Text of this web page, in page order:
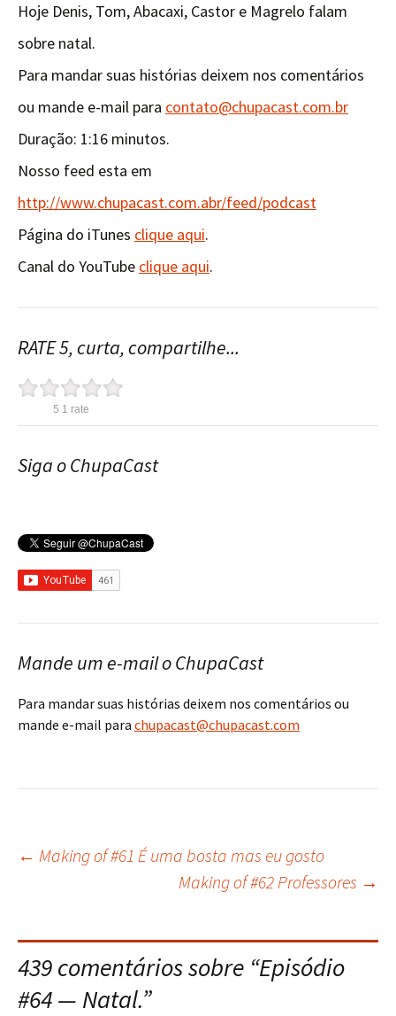
Hoje Denis, Tom, Abacaxi, Castor e Magrelo falam
sobre natal.
Para mandar suas histórias deixem nos comentários
ou mande e-mail para contato@chupacast.com.br
Duração: 1:16 minutos.
Nosso feed esta em
http://www.chupacast.com.abr/feed/podcast
Página do iTunes clique aqui.
Canal do YouTube clique aqui.
RATE 5, curta, compartilhe...
5 1 rate
Siga o ChupaCast
Mande um e-mail o ChupaCast
Para mandar suas histórias deixem nos comentários ou
mande e-mail para chupacast@chupacast.com
Navegação
do
post
← Making of #61 É uma bosta mas eu gosto
Making of #62 Professores →
439 comentários sobre “Episódio
#64 — Natal.”